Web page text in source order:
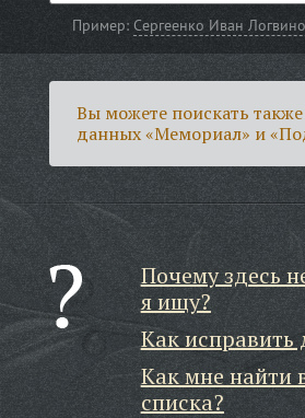
Пример:Сергеенко Иван
Вы можете поискать также
данных «Мемориал» и
Почему здесь
я ищу?
Как исправить
Как мне найти
списка?